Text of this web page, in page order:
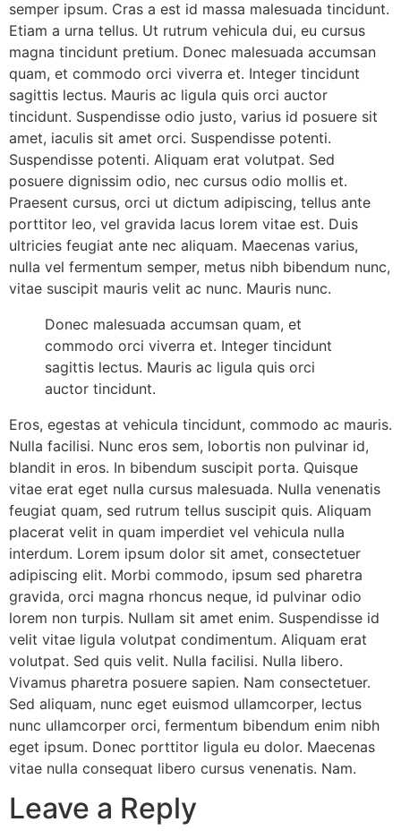
semper ipsum. Cras a est id massa malesuada tincidunt.
Etiam a urna tellus. Ut rutrum vehicula dui, eu cursus
magna tincidunt pretium. Donec malesuada accumsan
quam, et commodo orci viverra et. Integer tincidunt
sagittis lectus. Mauris ac ligula quis orci auctor
tincidunt. Suspendisse odio justo, varius id posuere sit
amet, iaculis sit amet orci. Suspendisse potenti.
Suspendisse potenti. Aliquam erat volutpat. Sed
posuere dignissim odio, nec cursus odio mollis et.
Praesent cursus, orci ut dictum adipiscing, tellus ante
porttitor leo, vel gravida lacus lorem vitae est. Duis
ultricies feugiat ante nec aliquam. Maecenas varius,
nulla vel fermentum semper, metus nibh bibendum nunc,
vitae suscipit mauris velit ac nunc. Mauris nunc.
Donec malesuada accumsan quam, et
commodo orci viverra et. Integer tincidunt
sagittis lectus. Mauris ac ligula quis orci
auctor tincidunt.
Eros, egestas at vehicula tincidunt, commodo ac mauris.
Nulla facilisi. Nunc eros sem, lobortis non pulvinar id,
blandit in eros. In bibendum suscipit porta. Quisque
vitae erat eget nulla cursus malesuada. Nulla venenatis
feugiat quam, sed rutrum tellus suscipit quis. Aliquam
placerat velit in quam imperdiet vel vehicula nulla
interdum. Lorem ipsum dolor sit amet, consectetuer
adipiscing elit. Morbi commodo, ipsum sed pharetra
gravida, orci magna rhoncus neque, id pulvinar odio
lorem non turpis. Nullam sit amet enim. Suspendisse id
velit vitae ligula volutpat condimentum. Aliquam erat
volutpat. Sed quis velit. Nulla facilisi. Nulla libero.
Vivamus pharetra posuere sapien. Nam consectetuer.
Sed aliquam, nunc eget euismod ullamcorper, lectus
nunc ullamcorper orci, fermentum bibendum enim nibh
eget ipsum. Donec porttitor ligula eu dolor. Maecenas
vitae nulla consequat libero cursus venenatis. Nam.
Leave a Reply